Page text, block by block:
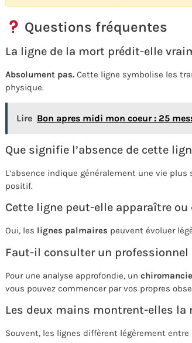
Questions fréquentes
La ligne de la mort prédit-elle
Absolument pas. Cette ligne symbolise les
physique.
Lire Bon apres midi mon coeur : 25
Que signifie l’absence de cette
L’absence indique généralement une vie
positif.
Cette ligne peut-elle apparaître
Oui, les lignes palmaires peuvent évoluer
Faut-il consulter un professionnel
Pour une analyse approfondie, un
vous pouvez commencer par vos propres
Les deux mains montrent-elles la
Souvent, les lignes diffèrent légèrement